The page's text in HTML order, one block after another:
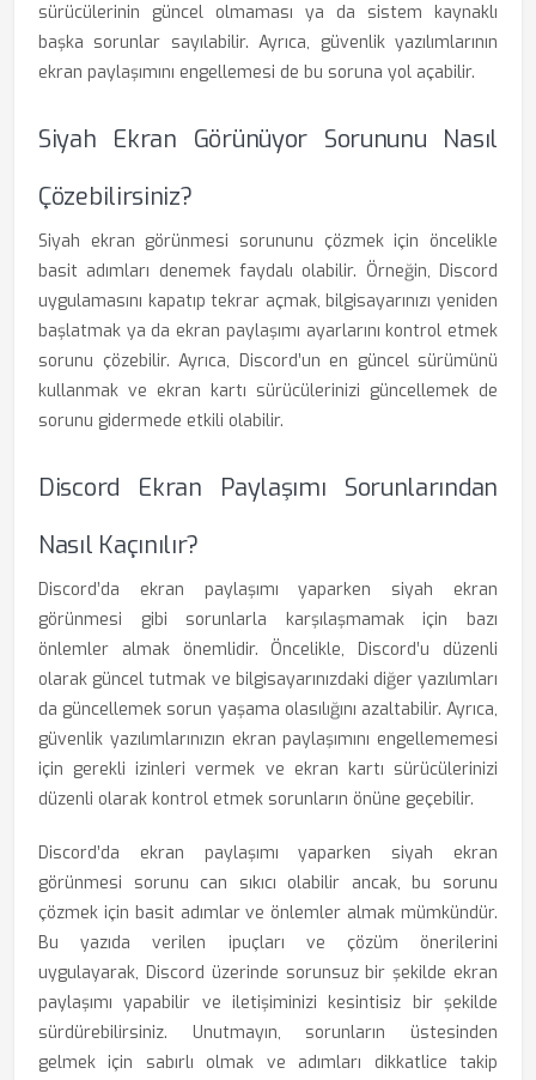
sürücülerinin güncel olmaması ya da sistem kaynaklı
başka sorunlar sayılabilir. Ayrıca, güvenlik yazılımlarının
ekran paylaşımını engellemesi de bu soruna yol açabilir.
Siyah Ekran Görünüyor Sorununu Nasıl
Çözebilirsiniz?
Siyah ekran görünmesi sorununu çözmek için öncelikle
basit adımları denemek faydalı olabilir. Örneğin, Discord
uygulamasını kapatıp tekrar açmak, bilgisayarınızı yeniden
başlatmak ya da ekran paylaşımı ayarlarını kontrol etmek
sorunu çözebilir. Ayrıca, Discord’un en güncel sürümünü
kullanmak ve ekran kartı sürücülerinizi güncellemek de
sorunu gidermede etkili olabilir.
Discord Ekran Paylaşımı Sorunlarından
Nasıl Kaçınılır?
Discord’da ekran paylaşımı yaparken siyah ekran
görünmesi gibi sorunlarla karşılaşmamak için bazı
önlemler almak önemlidir. Öncelikle, Discord’u düzenli
olarak güncel tutmak ve bilgisayarınızdaki diğer yazılımları
da güncellemek sorun yaşama olasılığını azaltabilir. Ayrıca,
güvenlik yazılımlarınızın ekran paylaşımını engellememesi
için gerekli izinleri vermek ve ekran kartı sürücülerinizi
düzenli olarak kontrol etmek sorunların önüne geçebilir.
Discord’da ekran paylaşımı yaparken siyah ekran
görünmesi sorunu can sıkıcı olabilir ancak, bu sorunu
çözmek için basit adımlar ve önlemler almak mümkündür.
Bu yazıda verilen ipuçları ve çözüm önerilerini
uygulayarak, Discord üzerinde sorunsuz bir şekilde ekran
paylaşımı yapabilir ve iletişiminizi kesintisiz bir şekilde
sürdürebilirsiniz. Unutmayın, sorunların üstesinden
gelmek için sabırlı olmak ve adımları dikkatlice takip